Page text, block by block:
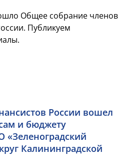
Общее собрание членов
Публикуем
России вошел
и бюджету
Калининградской